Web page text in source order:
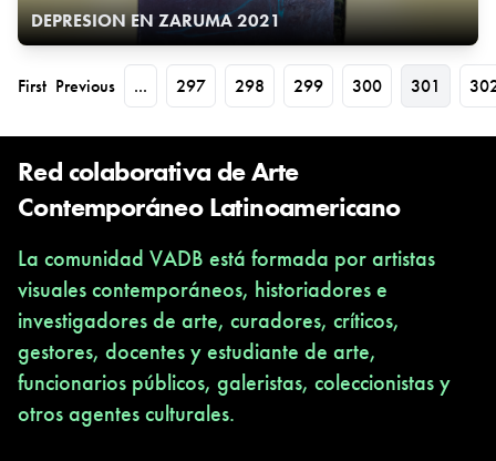
DEPRESION EN ZARUMA 2021
First Previous ... 297 298 299 300 301
Red colaborativa de Arte
Contemporáneo Latinoamericano
La comunidad VADB está formada por artistas
visuales contemporáneos, historiadores e
investigadores de arte, curadores, críticos,
gestores, docentes y estudiante de arte,
funcionarios públicos, galeristas, coleccionistas y
otros agentes culturales.